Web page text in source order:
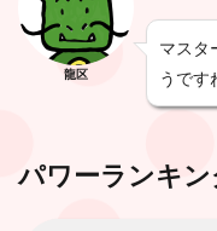
龍区
マスタ
うです
パワーランキ